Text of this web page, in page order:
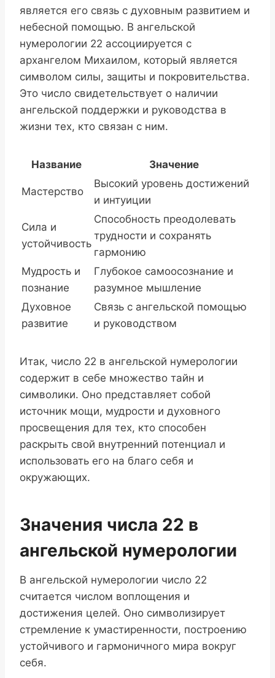
является его связь с духовным развитием и
небесной помощью. В ангельской
нумерологии 22 ассоциируется с
архангелом Михаилом, который является
символом силы, защиты и покровительства.
Это число свидетельствует о наличии
ангельской поддержки и руководства в
жизни тех, кто связан с ним.
Название Значение
Мастерство
Высокий уровень достижений
и интуиции
Сила и
устойчивость
Способность преодолевать
трудности и сохранять
гармонию
Мудрость и
познание
Глубокое самоосознание и
разумное мышление
Духовное
развитие
Связь с ангельской помощью
и руководством
Итак, число 22 в ангельской нумерологии
содержит в себе множество тайн и
символики. Оно представляет собой
источник мощи, мудрости и духовного
просвещения для тех, кто способен
раскрыть свой внутренний потенциал и
использовать его на благо себя и
окружающих.
Значения числа 22 в
ангельской нумерологии
В ангельской нумерологии число 22
считается числом воплощения и
достижения целей. Оно символизирует
стремление к умастиренности, построению
устойчивого и гармоничного мира вокруг
себя.